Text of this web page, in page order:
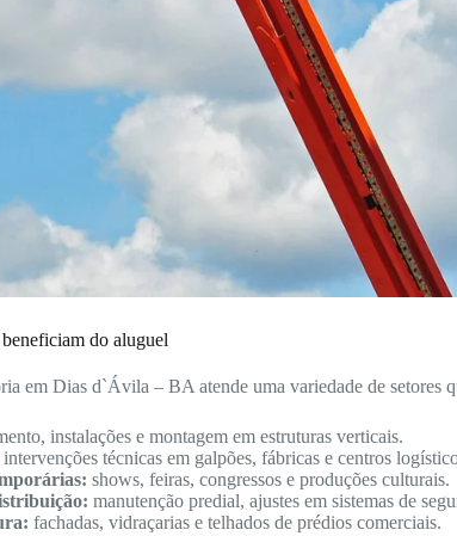
do aluguel
em Dias d`Ávila – BA atende uma variedade de setores
instalações e montagem em estruturas verticais.
intervenções técnicas em galpões, fábricas e centros
shows, feiras, congressos e produções culturais.
manutenção predial, ajustes em sistemas de
fachadas, vidraçarias e telhados de prédios comerciais.